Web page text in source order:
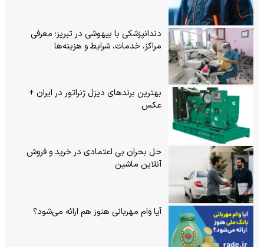
دندانپزشکی با بیهوشی در تبریز؛ معرفی
مراکز، خدمات، شرایط و هزینه‌ها
بهترین برندهای دیزل ژنراتور در ایران +
عکس
حل بحران بی‌ اعتمادی در خرید و فروش
آنلاین ماشین
آیا وام مهربانی هنوز هم ارائه می‌شود؟